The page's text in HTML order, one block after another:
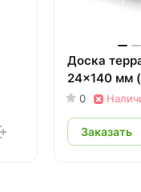
Доска
24x140 мм
0
Заказать